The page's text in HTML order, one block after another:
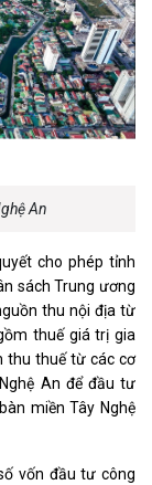
An
cho phép tỉnh
sách Trung ương
thu nội địa từ
thuế giá trị gia
thu thuế từ các cơ
An để đầu tư
miền Tây Nghệ
vốn đầu tư công